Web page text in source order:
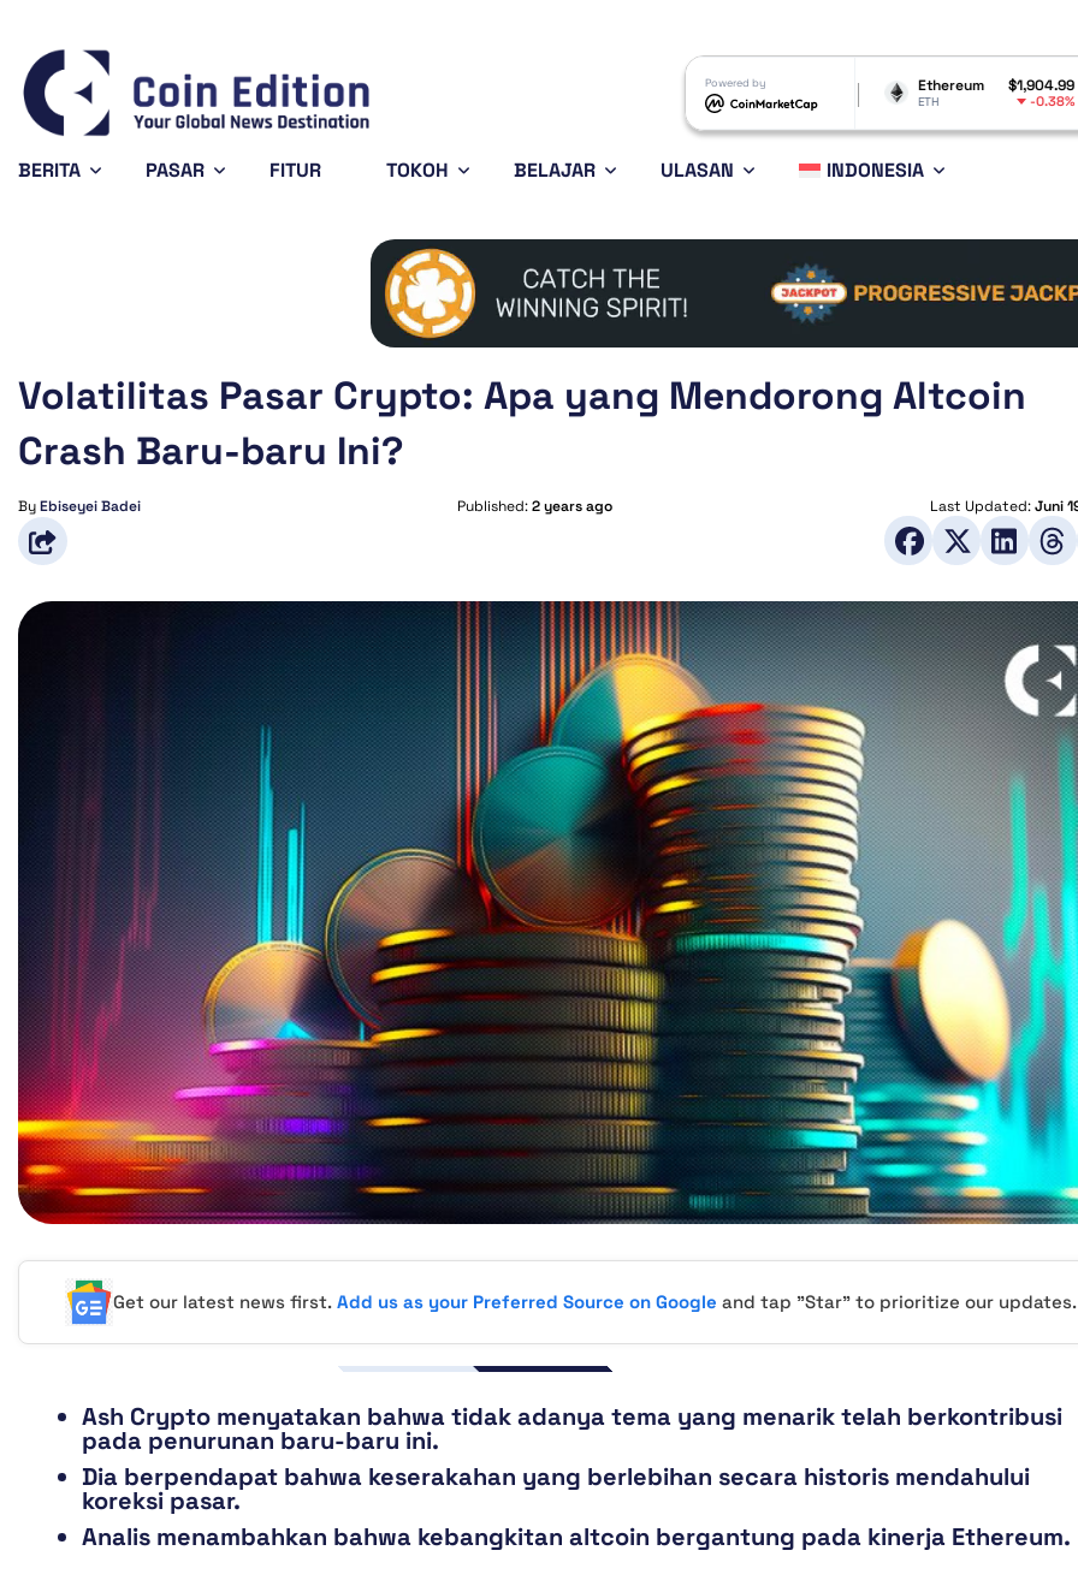
Powered by
Bitcoin $64,288.66
BTC
XRP
XRP
$0.069227
-0.92%
Ethereum $1,904.99
ETH -0.38%
BNB
BNB
BERITA PASAR FITUR TOKOH BELAJAR ULASAN INDONESIA
Volatilitas Pasar Crypto: Apa yang Mendorong Altcoin
Crash Baru-baru Ini?
ByEbiseyei Badei Published:2 years ago Last Updated:Juni
Get our latest news first.Add us as your Preferred Source on Google and tap "Star" to prioritize our updates.
Ash Crypto menyatakan bahwa tidak adanya tema yang menarik telah berkontribusi
pada penurunan baru-baru ini.
Dia berpendapat bahwa keserakahan yang berlebihan secara historis mendahului
koreksi pasar.
Analis menambahkan bahwa kebangkitan altcoin bergantung pada kinerja Ethereum.